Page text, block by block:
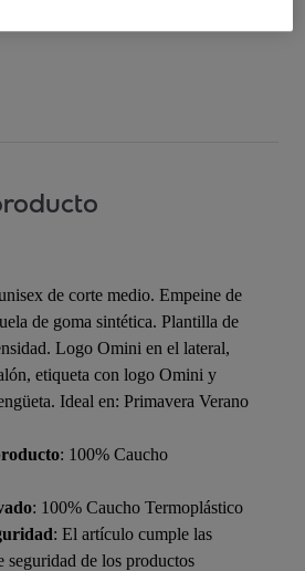
de corte medio. Empeine de
de goma sintética. Plantilla de
Logo Omini en el lateral,
etiqueta con logo Omini y
Ideal en: Primavera Verano
: 100% Caucho
: 100% Caucho Termoplástico
: El artículo cumple las
seguridad de los productos